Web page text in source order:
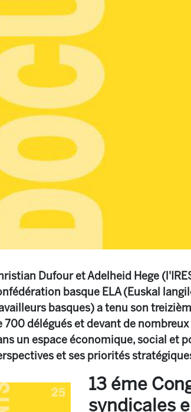
Dufour et Adelheid Hege
basque ELA (Euskal
basques) a tenu son
700 délégués et devant de
un espace économique, social et
et ses priorités
13 éme
syndicales